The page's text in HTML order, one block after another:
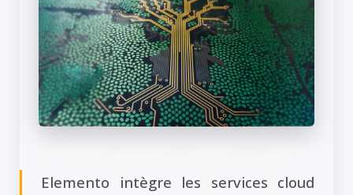
Elemento intègre les services cloud